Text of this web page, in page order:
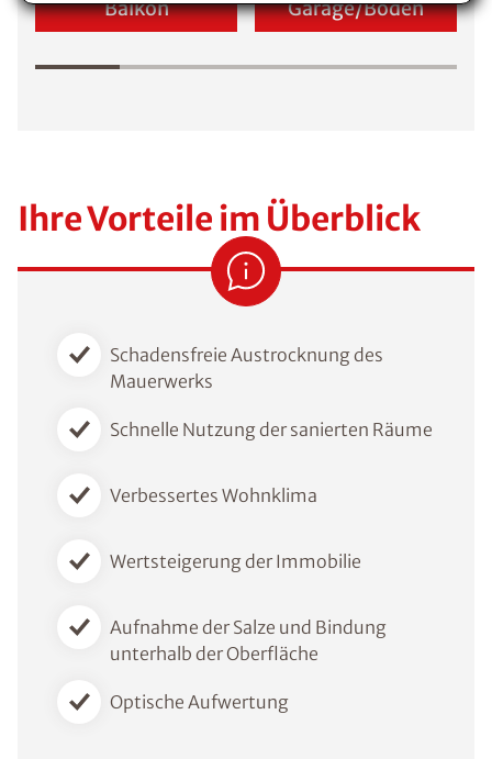
Balkon Garage/Boden
Ihre Vorteile im Überblick
Schadensfreie Austrocknung des
Mauerwerks
Schnelle Nutzung der sanierten Räume
Verbessertes Wohnklima
Wertsteigerung der Immobilie
Aufnahme der Salze und Bindung
unterhalb der Oberfläche
Optische Aufwertung
Ratgebers ist die Anmeldung zu unserem Newsletter.